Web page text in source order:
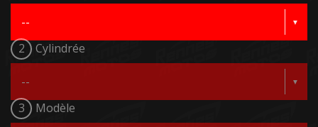
2 Cylindrée
3 Modèle